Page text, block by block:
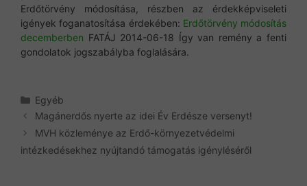
Erdőtörvény módosítása, részben az érdekképviseleti
igények foganatosítása érdekében: Erdőtörvény módosítás
decemberben FATÁJ 2014-06-18 Így van remény a fenti
gondolatok jogszabályba foglalására.
Kategória
Egyéb
Magánerdős nyerte az idei Év Erdésze versenyt!
MVH közleménye az Erdő-környezetvédelmi
intézkedésekhez nyújtandó támogatás igényléséről